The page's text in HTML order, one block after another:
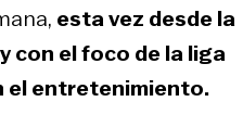
esta vez desde la
con el foco de la liga
el entretenimiento.